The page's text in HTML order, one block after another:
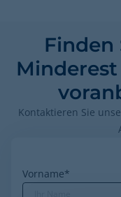
Finden
Kontaktieren Sie
Vorname*